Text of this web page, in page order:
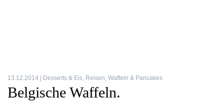
13.12.2014 | Desserts & Eis, Reisen, Waffeln & Pancakes
Belgische Waffeln.